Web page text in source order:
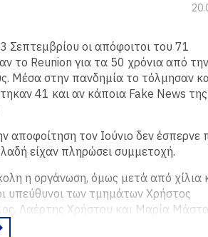
Σεπτεμβρίου οι απόφοιτοι του 71
το Reunion για τα 50 χρόνια από την
Μέσα στην πανδημία το τόλμησαν
41 και αν κάποια Fake News
αποφοίτηση τον Ιούνιο δεν έσπερνε
είχαν πληρώσει συμμετοχή.
η οργάνωση, όμως μετά από χίλια
υπεύθυνοι των τμημάτων Χρήστος
Λαέρτης Χρήστου και Μαρία
την συγκέντρωση η οποία